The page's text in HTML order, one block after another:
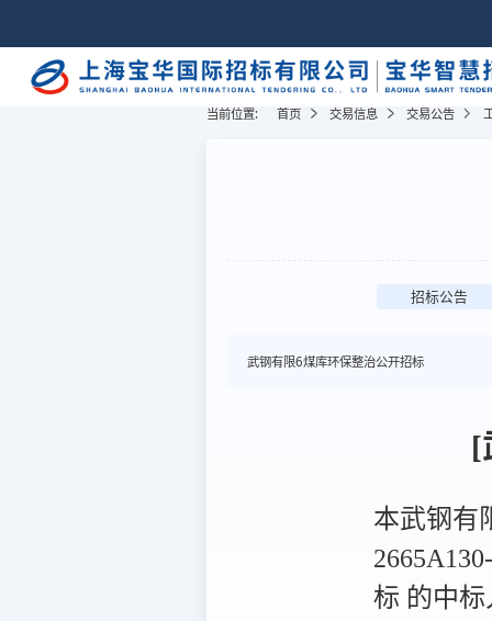
当前位置: 首页 交易信息 交易公告
招标公告
武钢有限6煤库环保整治公开招标
[
本武钢有
标 的中